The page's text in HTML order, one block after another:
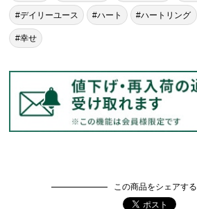
#デイリーユース #ハート #ハートリング
#幸せ
この商品をシェアする